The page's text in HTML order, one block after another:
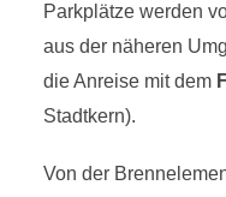
Parkplätze werden
aus der näheren
die Anreise mit dem
Stadtkern).
Von der